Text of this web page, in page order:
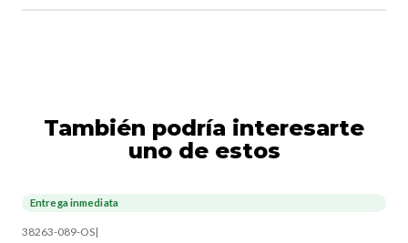
También podría interesarte
uno de estos
Entrega inmediata
38263-089-OS|